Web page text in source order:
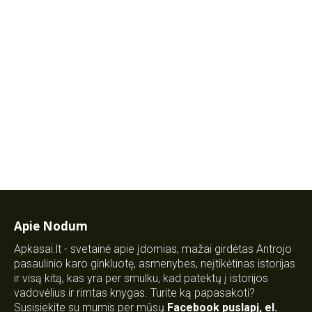
Apie Nodum
Apkasai.lt - svetainė apie įdomias, mažai girdėtas Antrojo
pasaulinio karo ginkluotę, asmenybes, neįtikėtinas istorijas
ir visą kitą, kas yra per smulku, kad patektų į istorijos
vadovėlius ir rimtas knygas. Turite ką papasakoti?
Susisiekite su mumis per mūsų Facebook puslapį, el.